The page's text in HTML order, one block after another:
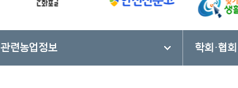
관련농업정보 학회·협회